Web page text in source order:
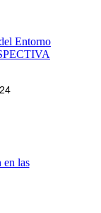
Entorno
en las